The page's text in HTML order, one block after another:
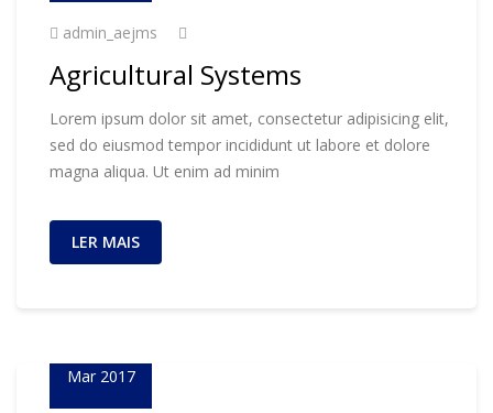
admin_aejms
Agricultural Systems
Lorem ipsum dolor sit amet, consectetur adipisicing elit,
sed do eiusmod tempor incididunt ut labore et dolore
magna aliqua. Ut enim ad minim
LER MAIS
Mar 2017